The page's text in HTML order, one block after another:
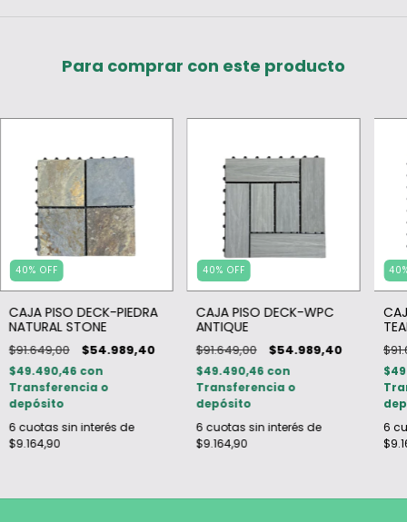
Para comprar con este producto
40% OFF
CAJA PISO DECK-PIEDRA
NATURAL STONE
$91.649,00 $54.989,40
$49.490,46 con
Transferencia o
depósito
6 cuotas sin interés de
$9.164,90
40% OFF
CAJA PISO DECK-WPC
ANTIQUE
$91.649,00 $54.989,40
$49.490,46 con
Transferencia o
depósito
6 cuotas sin interés de
$9.164,90
40
6